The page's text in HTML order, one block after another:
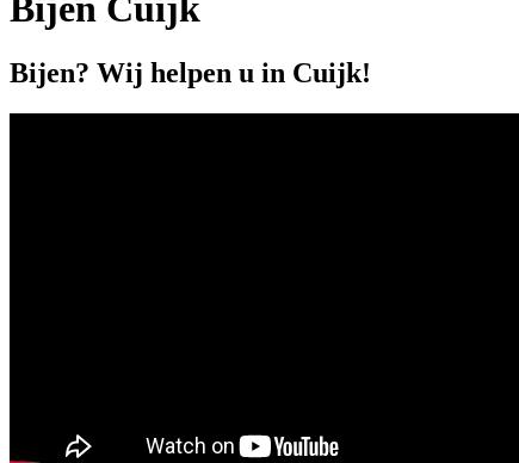
Bijen Cuijk
Bijen? Wij helpen u in Cuijk!